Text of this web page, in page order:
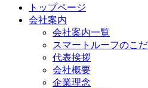
トップページ
会社案内
会社案内一覧
スマートルーフのこ
代表挨拶
会社概要
企業理念